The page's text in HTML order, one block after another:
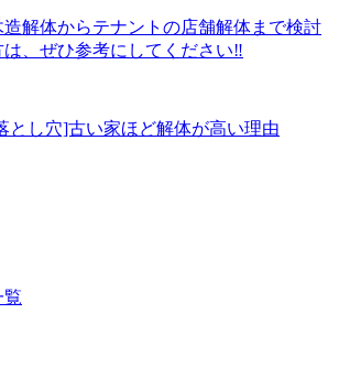
解体からテナントの店舗解体まで検討
は、ぜひ参考にしてください‼️
とし穴]古い家ほど解体が高い理由
覧